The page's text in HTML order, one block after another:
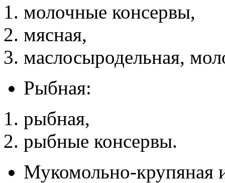
молочные консервы,
мясная,
маслосыродельная,
Рыбная:
рыбная,
рыбные консервы.
Мукомольно-крупяная